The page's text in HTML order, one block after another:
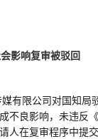
影响复审被驳回
有限公司对国知局
不良影响，未违反
人在复审程序中提